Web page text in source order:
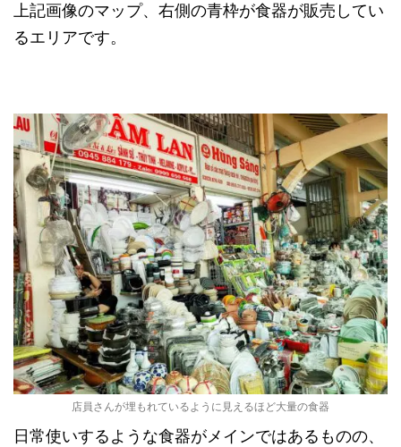
上記画像のマップ、右側の青枠が食器が販売してい
るエリアです。
店員さんが埋もれているように見えるほど大量の食器
日常使いするような食器がメインではあるものの、